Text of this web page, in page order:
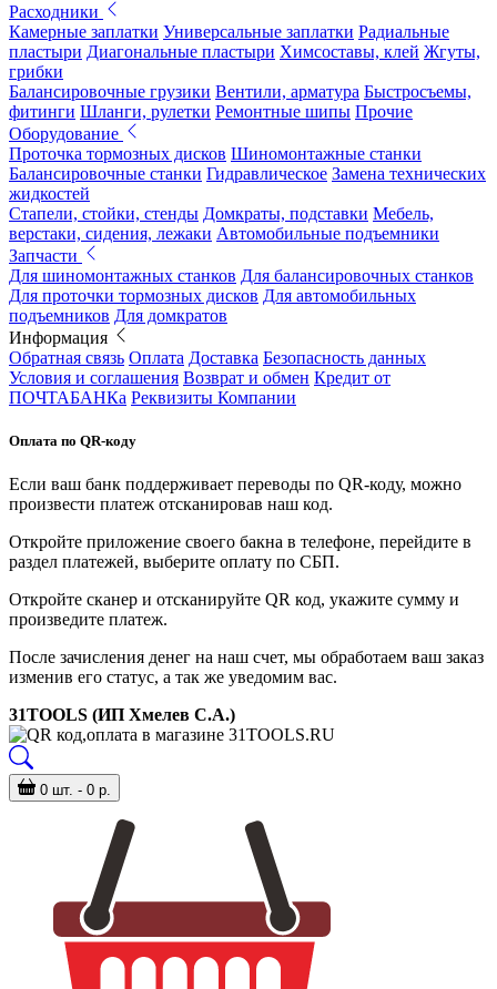
Расходники
Камерные заплатки Универсальные заплатки Радиальные
пластыри Диагональные пластыри Химсоставы, клей Жгуты,
грибки
Балансировочные грузики Вентили, арматура Быстросъемы,
фитинги Шланги, рулетки Ремонтные шипы Прочие
Оборудование
Проточка тормозных дисков Шиномонтажные станки
Балансировочные станки Гидравлическое Замена технических
жидкостей
Стапели, стойки, стенды Домкраты, подставки Мебель,
верстаки, сидения, лежаки Автомобильные подъемники
Запчасти
Для шиномонтажных станков Для балансировочных станков
Для проточки тормозных дисков Для автомобильных
подъемников Для домкратов
Информация
Обратная связь Оплата Доставка Безопасность данных
Условия и соглашения Возврат и обмен Кредит от
ПОЧТАБАНКа Реквизиты Компании
Оплата по QR-коду
Если ваш банк поддерживает переводы по QR-коду, можно
произвести платеж отсканировав наш код.
Откройте приложение своего бакна в телефоне, перейдите в
раздел платежей, выберите оплату по СБП.
Откройте сканер и отсканируйте QR код, укажите сумму и
произведите платеж.
После зачисления денег на наш счет, мы обработаем ваш заказ
изменив его статус, а так же уведомим вас.
31TOOLS (ИП Хмелев С.А.)
0 шт. - 0 р.